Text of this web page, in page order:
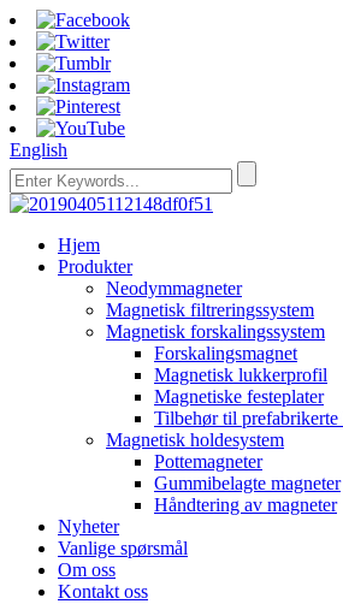
English
Hjem
Produkter
Neodymmagneter
Magnetisk filtreringssystem
Magnetisk forskalingssystem
Forskalingsmagnet
Magnetisk lukkerprofil
Magnetiske festeplater
Tilbehør til prefabrikerte
Magnetisk holdesystem
Pottemagneter
Gummibelagte magneter
Håndtering av magneter
Nyheter
Vanlige spørsmål
Om oss
Kontakt oss